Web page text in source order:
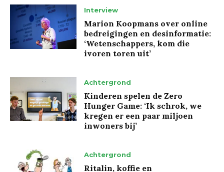
Interview
Marion Koopmans over online
bedreigingen en desinformatie:
‘Wetenschappers, kom die
ivoren toren uit’
Achtergrond
Kinderen spelen de Zero
Hunger Game: ‘Ik schrok, we
kregen er een paar miljoen
inwoners bij’
Achtergrond
Ritalin, koffie en